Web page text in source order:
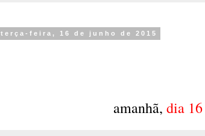
terça-feira, 16 de junho de 2015
amanhã, dia 16